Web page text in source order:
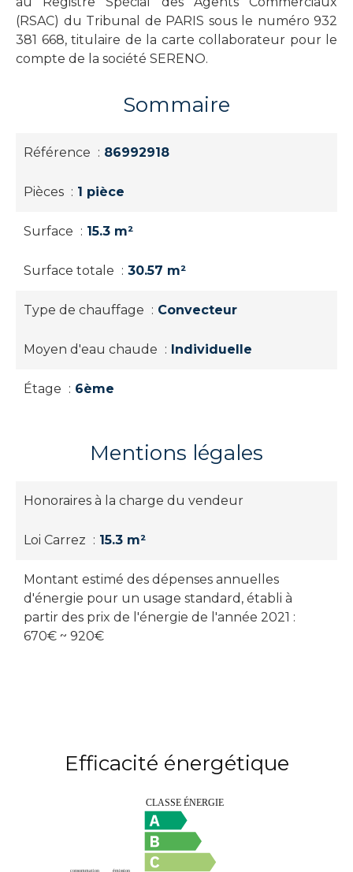
(RSAC) du Tribunal de PARIS sous le numéro 932
381 668, titulaire de la carte collaborateur pour le
compte de la société SERENO.
Sommaire
Référence 86992918
Pièces 1 pièce
Surface 15.3 m²
Surface totale 30.57 m²
Type de chauffage Convecteur
Moyen d'eau chaude Individuelle
Étage 6ème
Mentions légales
Honoraires à la charge du vendeur
Loi Carrez 15.3 m²
Montant estimé des dépenses annuelles
d'énergie pour un usage standard, établi à
partir des prix de l'énergie de l'année 2021 :
670€ ~ 920€
Efficacité énergétique